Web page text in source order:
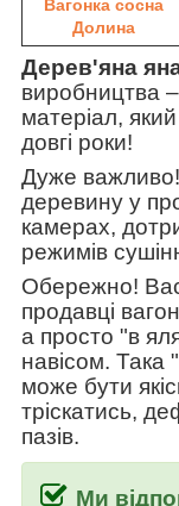
Вагонка сосна
Долина
Дерев'яна
виробництва –
матеріал,
довгі роки!
Дуже
деревину у
камерах,
режимів
Обережно!
продавці
а просто "в
навісом. Така
може бути
тріскатись,
пазів.
Ми